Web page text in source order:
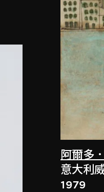
阿爾多
意大利
1979